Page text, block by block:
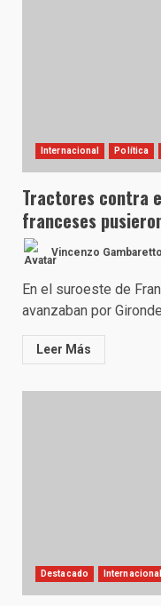
Internacional Política
Tractores contra
franceses
Vincenzo Gambaretto
En el suroeste de
avanzaban por
Leer Más
Destacado Internacional